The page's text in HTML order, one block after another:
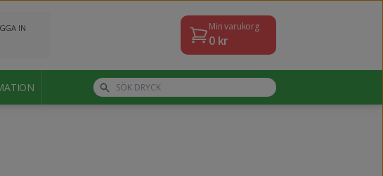
IN Min varukorg
0kr